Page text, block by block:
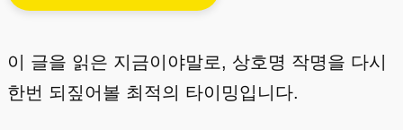
이 글을 읽은 지금이야말로, 상호명 작명을 다시
한번 되짚어볼 최적의 타이밍입니다.